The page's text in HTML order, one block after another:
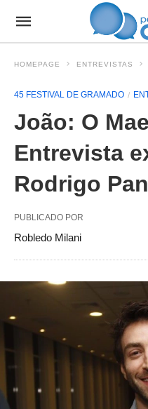
HOMEPAGE ENTREVISTAS
45 FESTIVAL DE GRAMADO
João: O
Entrevista
Rodrigo
PUBLICADO POR
Robledo Milani